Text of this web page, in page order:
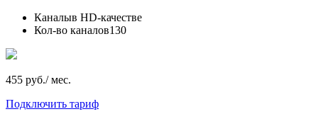
Каналыв HD-качестве
Кол-во каналов130
455 руб./ мес.
Подключить тариф